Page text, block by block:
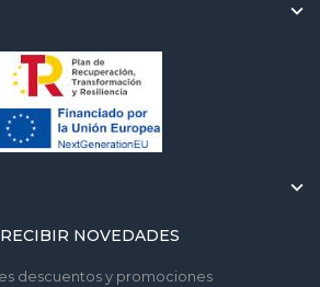
NOVEDADES
descuentos y promociones